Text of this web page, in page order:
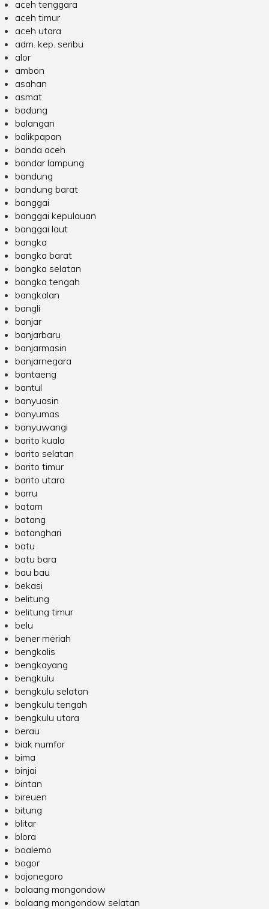
aceh tenggara
aceh timur
aceh utara
adm. kep. seribu
alor
ambon
asahan
asmat
badung
balangan
balikpapan
banda aceh
bandar lampung
bandung
bandung barat
banggai
banggai kepulauan
banggai laut
bangka
bangka barat
bangka selatan
bangka tengah
bangkalan
bangli
banjar
banjarbaru
banjarmasin
banjarnegara
bantaeng
bantul
banyuasin
banyumas
banyuwangi
barito kuala
barito selatan
barito timur
barito utara
barru
batam
batang
batanghari
batu
batu bara
bau bau
bekasi
belitung
belitung timur
belu
bener meriah
bengkalis
bengkayang
bengkulu
bengkulu selatan
bengkulu tengah
bengkulu utara
berau
biak numfor
bima
binjai
bintan
bireuen
bitung
blitar
blora
boalemo
bogor
bojonegoro
bolaang mongondow
bolaang mongondow selatan